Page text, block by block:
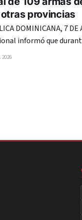
provincias
DOMINICANA, 7
informó que
fuego de diferentes
2026